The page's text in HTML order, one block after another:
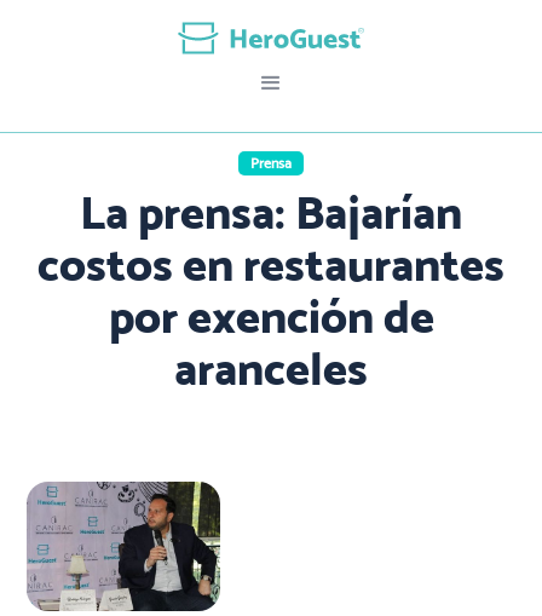
Prensa
La prensa: Bajarían
costos en restaurantes
por exención de
aranceles